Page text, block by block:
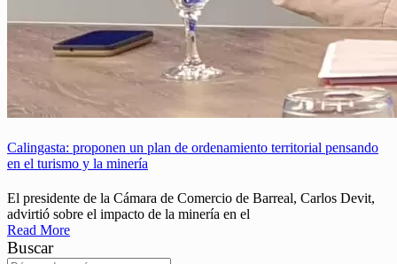
Calingasta: proponen un plan de ordenamiento territorial pensando
en el turismo y la minería
El presidente de la Cámara de Comercio de Barreal, Carlos Devit,
advirtió sobre el impacto de la minería en el
Read More
Buscar